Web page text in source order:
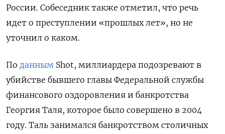
России. Собеседник также отметил, что речь
идет о преступлении «прошлых лет», но не
уточнил о каком.
По данным Shot, миллиардера подозревают в
убийстве бывшего главы Федеральной службы
финансового оздоровления и банкротства
Георгия Таля, которое было совершено в 2004
году. Таль занимался банкротством столичных